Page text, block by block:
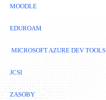
MOODLE
EDUROAM
MICROSOFT AZURE DEV TOOLS
JCSI
ZASOBY